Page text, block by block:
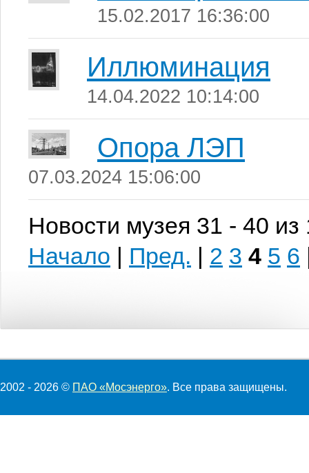
15.02.2017 16:36:00
Иллюминация
14.04.2022 10:14:00
Опора ЛЭП
07.03.2024 15:06:00
Новости музея 31 - 40 из
Начало | Пред. | 2 3 4 5 6
2002 - 2026 © ПАО «Мосэнерго». Все права защищены.